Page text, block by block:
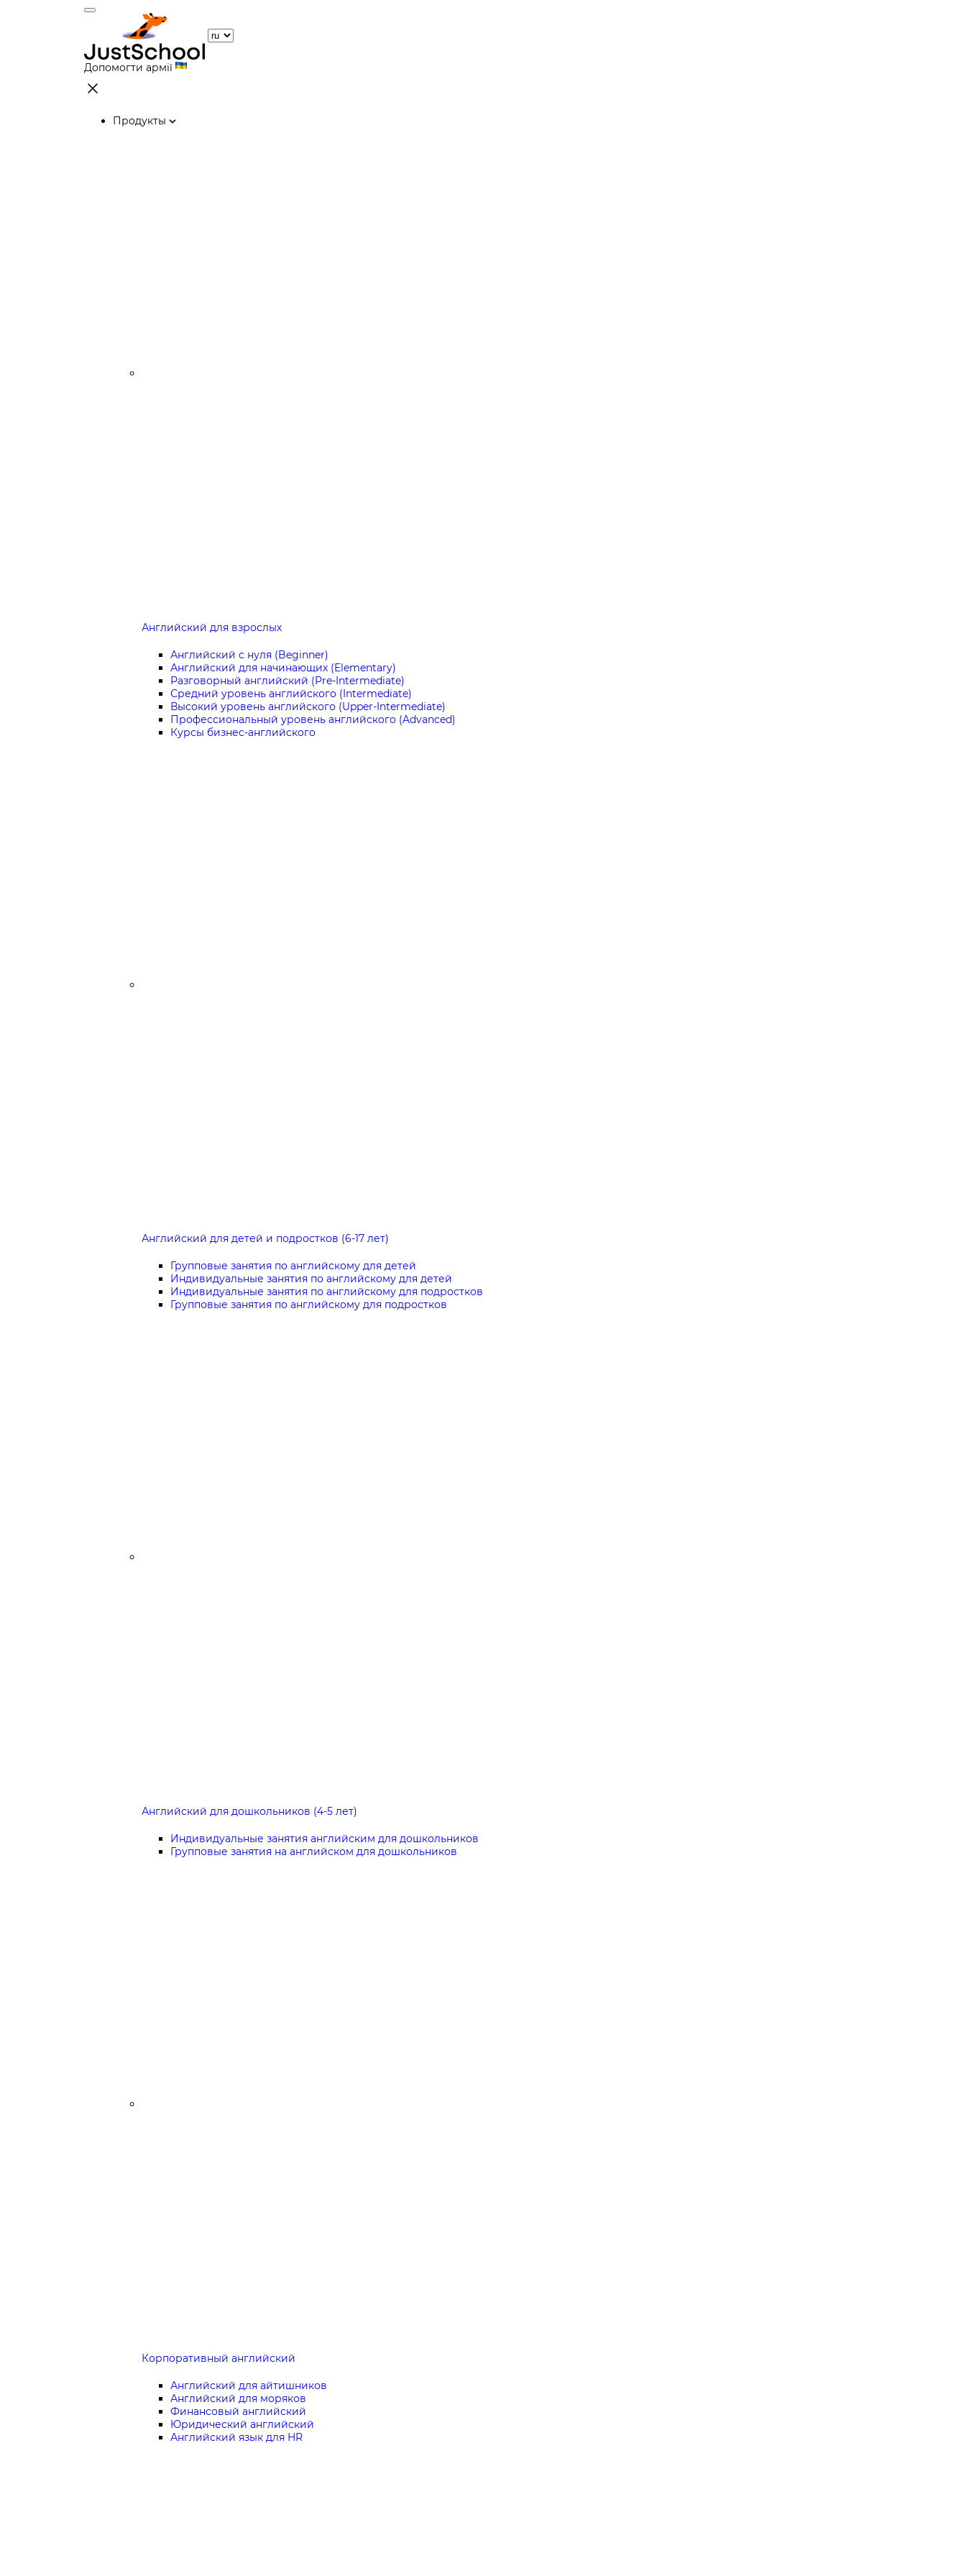
Допомогти армії
Продукты
Английский для взрослых
Английский с нуля (Beginner)
Английский для начинающих (Elementary)
Разговорный английский (Pre-Intermediate)
Средний уровень английского (Intermediate)
Высокий уровень английского (Upper-Intermediate)
Профессиональный уровень английского (Advanced)
Курсы бизнес-английского
Английский для детей и подростков (6-17 лет)
Групповые занятия по английскому для детей
Индивидуальные занятия по английскому для детей
Индивидуальные занятия по английскому для подростков
Групповые занятия по английскому для подростков
Английский для дошкольников (4-5 лет)
Индивидуальные занятия английским для дошкольников
Групповые занятия на английском для дошкольников
Корпоративный английский
Английский для айтишников
Английский для моряков
Финансовый английский
Юридический английский
Английский язык для HR